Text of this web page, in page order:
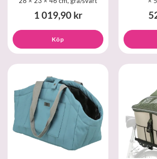
1 019,90 kr
Köp